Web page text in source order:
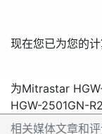
现在您已为您的
为Mitrastar
HGW-2501GN-
相关媒体文章和